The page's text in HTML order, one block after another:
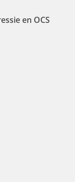
en OCS